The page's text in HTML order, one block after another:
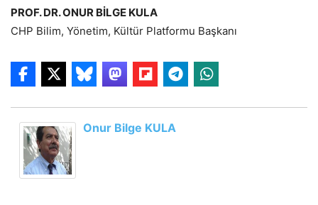
PROF. DR. ONUR BİLGE KULA
CHP Bilim, Yönetim, Kültür Platformu Başkanı
Onur Bilge KULA